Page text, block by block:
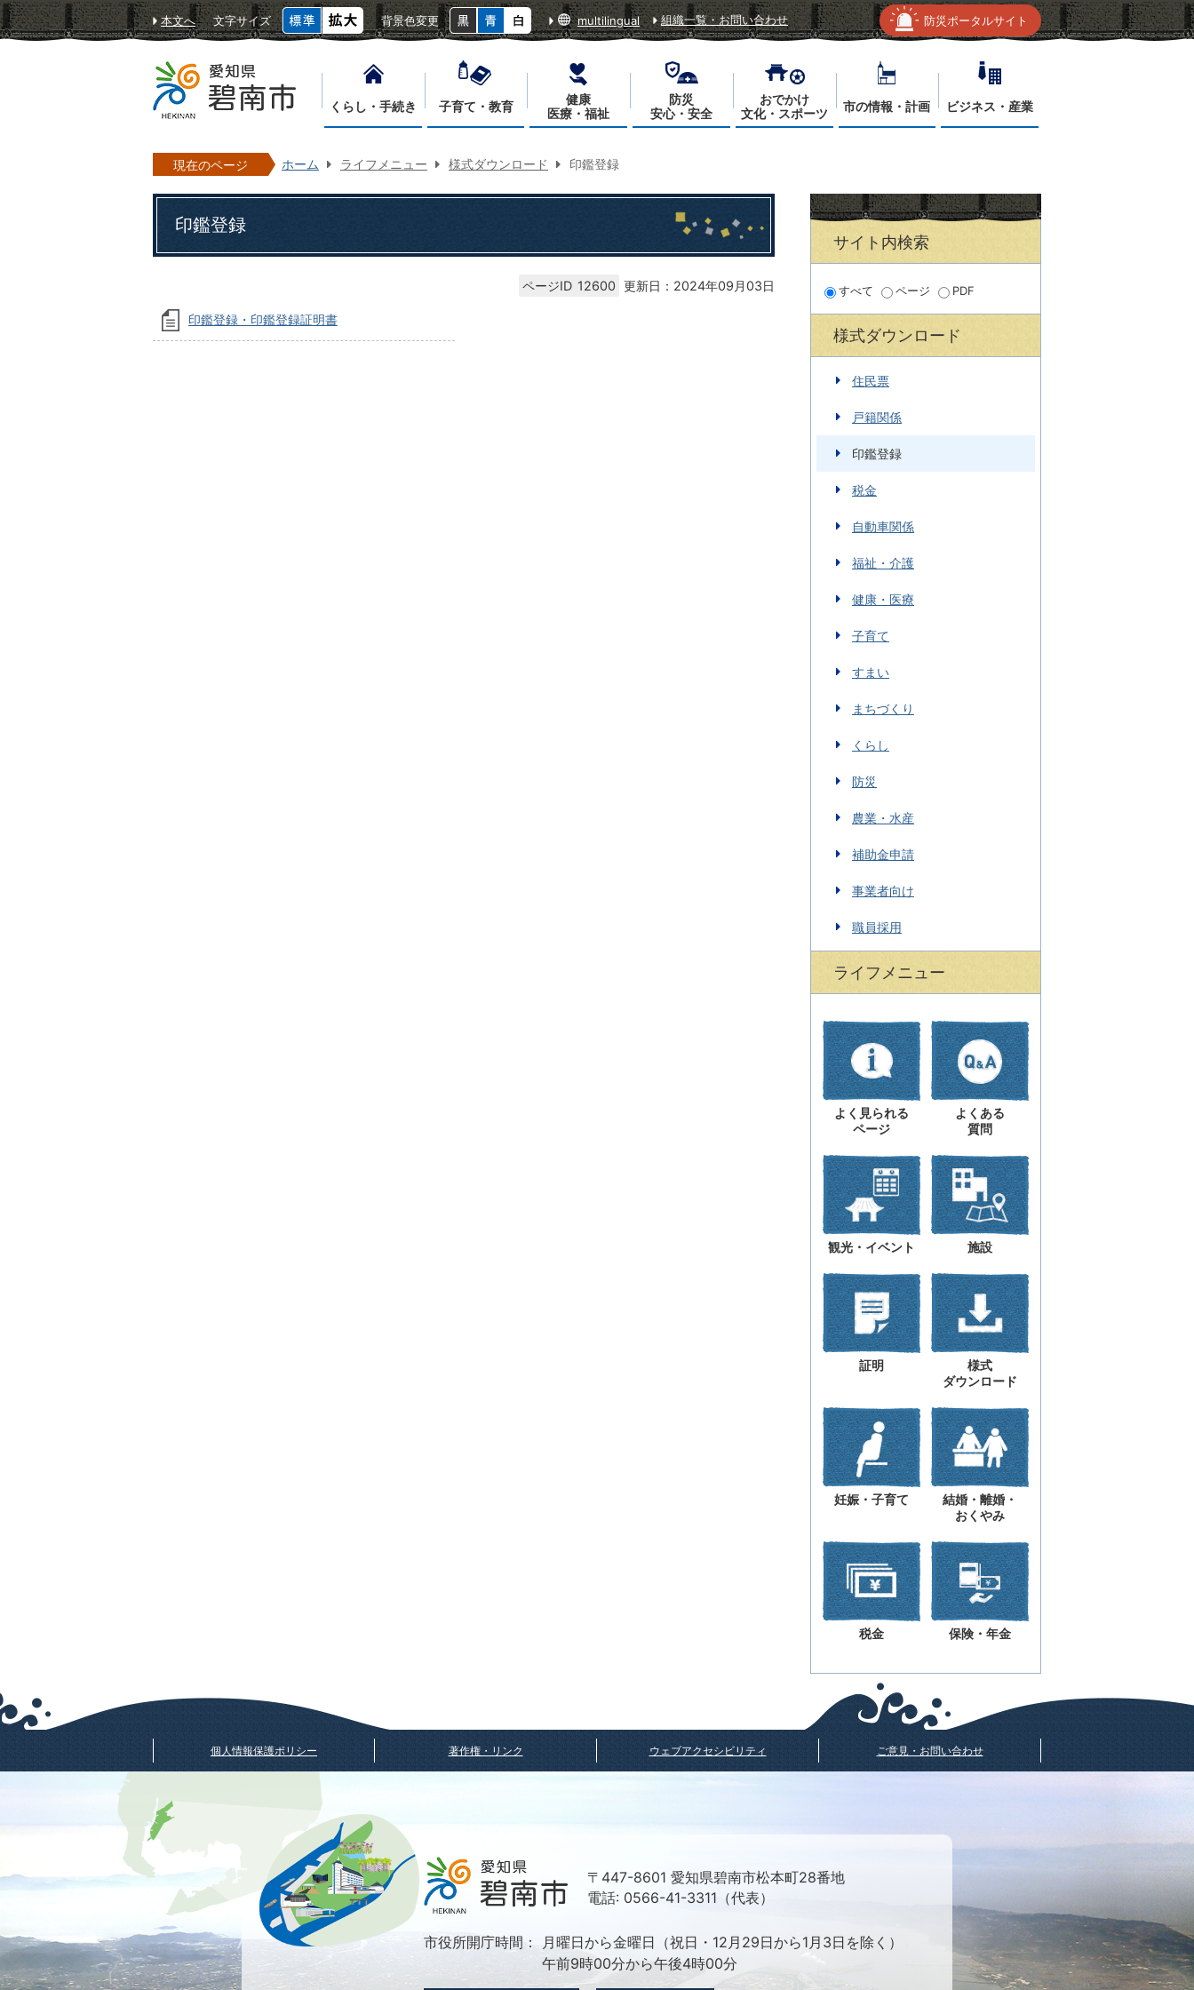
本文へ 文字サイズ 背景色変更 multilingual 組織一覧・お問い合わせ 防災ポータルサイト
くらし・手続き 子育て・教育
健康
医療・福祉
防災
安心・安全
おでかけ
文化・スポーツ
市の情報・計画 ビジネス・産業
現在のページ ホーム ライフメニュー 様式ダウンロード 印鑑登録
印鑑登録
ページID 12600 更新日：2024年09月03日
印鑑登録・印鑑登録証明書
サイト内検索
すべて ページ PDF
様式ダウンロード
住民票
戸籍関係
印鑑登録
税金
自動車関係
福祉・介護
健康・医療
子育て
すまい
まちづくり
くらし
防災
農業・水産
補助金申請
事業者向け
職員採用
ライフメニュー
よく見られる
ページ
よくある
質問
観光・イベント 施設
証明
様式
ダウンロード
妊娠・子育て
結婚・離婚・
おくやみ
税金 保険・年金
個人情報保護ポリシー 著作権・リンク ウェブアクセシビリティ ご意見・お問い合わせ
〒447-8601 愛知県碧南市松本町28番地
電話: 0566-41-3311（代表）
市役所開庁時間：
月曜日から金曜日（祝日・12月29日から1月3日を除く）
午前9時00分から午後4時00分